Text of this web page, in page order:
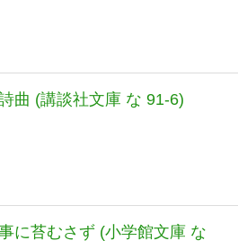
曲 (講談社文庫 な 91-6)
に苔むさず (小学館文庫 な